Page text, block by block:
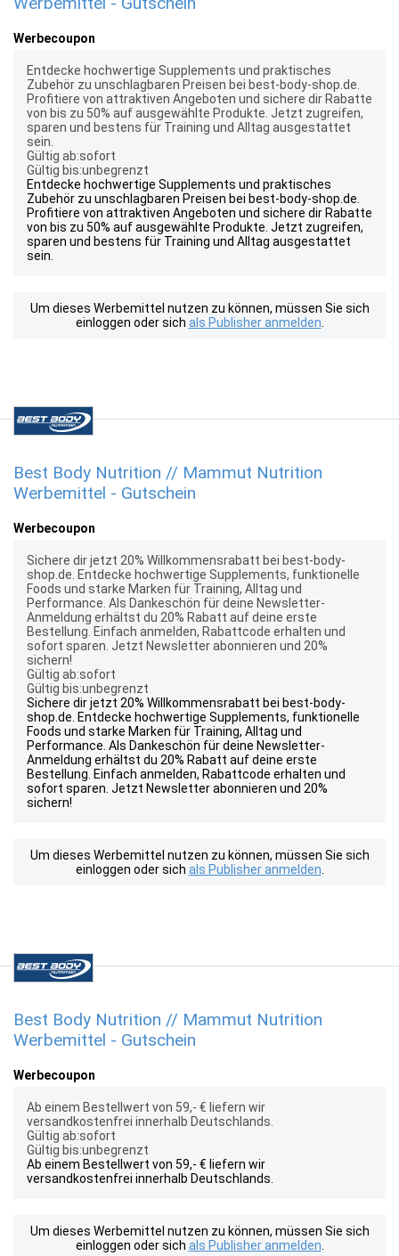
Werbecoupon
Entdecke hochwertige Supplements und praktisches
Zubehör zu unschlagbaren Preisen bei best-body-shop.de.
Profitiere von attraktiven Angeboten und sichere dir Rabatte
von bis zu 50% auf ausgewählte Produkte. Jetzt zugreifen,
sparen und bestens für Training und Alltag ausgestattet
sein.
Gültig ab:sofort
Gültig bis:unbegrenzt
Entdecke hochwertige Supplements und praktisches
Zubehör zu unschlagbaren Preisen bei best-body-shop.de.
Profitiere von attraktiven Angeboten und sichere dir Rabatte
von bis zu 50% auf ausgewählte Produkte. Jetzt zugreifen,
sparen und bestens für Training und Alltag ausgestattet
sein.
Um dieses Werbemittel nutzen zu können, müssen Sie sich
einloggen oder sich als Publisher anmelden
Best Body Nutrition // Mammut Nutrition
Werbemittel - Gutschein
Werbecoupon
Sichere dir jetzt 20% Willkommensrabatt bei best-body-
shop.de. Entdecke hochwertige Supplements, funktionelle
Foods und starke Marken für Training, Alltag und
Performance. Als Dankeschön für deine Newsletter-
Anmeldung erhältst du 20% Rabatt auf deine erste
Bestellung. Einfach anmelden, Rabattcode erhalten und
sofort sparen. Jetzt Newsletter abonnieren und 20%
sichern!
Gültig ab:sofort
Gültig bis:unbegrenzt
Sichere dir jetzt 20% Willkommensrabatt bei best-body-
shop.de. Entdecke hochwertige Supplements, funktionelle
Foods und starke Marken für Training, Alltag und
Performance. Als Dankeschön für deine Newsletter-
Anmeldung erhältst du 20% Rabatt auf deine erste
Bestellung. Einfach anmelden, Rabattcode erhalten und
sofort sparen. Jetzt Newsletter abonnieren und 20%
sichern!
Um dieses Werbemittel nutzen zu können, müssen Sie sich
einloggen oder sich als Publisher anmelden
Best Body Nutrition // Mammut Nutrition
Werbemittel - Gutschein
Werbecoupon
Ab einem Bestellwert von 59,- € liefern wir
versandkostenfrei innerhalb Deutschlands.
Gültig ab:sofort
Gültig bis:unbegrenzt
Ab einem Bestellwert von 59,- € liefern wir
versandkostenfrei innerhalb Deutschlands.
Um dieses Werbemittel nutzen zu können, müssen Sie sich
einloggen oder sich als Publisher anmelden